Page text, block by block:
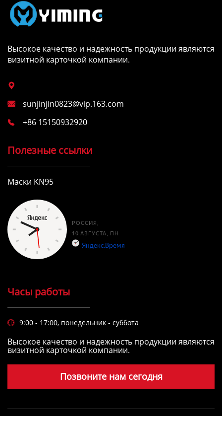
Высокое качество и надежность продукции являются
визитной карточкой компании.

 sunjinjin0823@vip.163.com
 +86 15150932920
Полезные ссылки
Маски KN95
Часы работы
 9:00 - 17:00, понедельник - суббота
Высокое качество и надежность продукции являются
визитной карточкой компании.
Позвоните нам сегодня